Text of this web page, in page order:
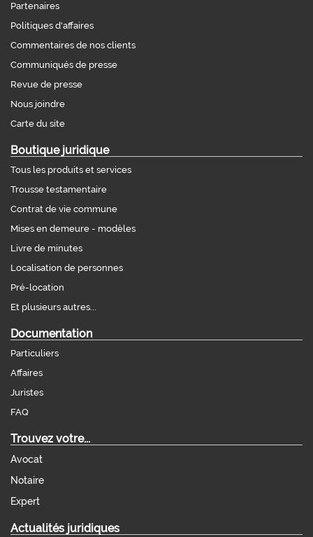
Partenaires
Politiques d'affaires
Commentaires de nos clients
Communiqués de presse
Revue de presse
Nous joindre
Carte du site
Boutique juridique
Tous les produits et services
Trousse testamentaire
Contrat de vie commune
Mises en demeure - modèles
Livre de minutes
Localisation de personnes
Pré-location
Et plusieurs autres...
Documentation
Particuliers
Affaires
Juristes
FAQ
Trouvez votre...
Avocat
Notaire
Expert
Actualités juridiques